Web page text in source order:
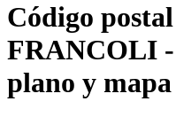
Código
FRANCOLI -
plano y mapa